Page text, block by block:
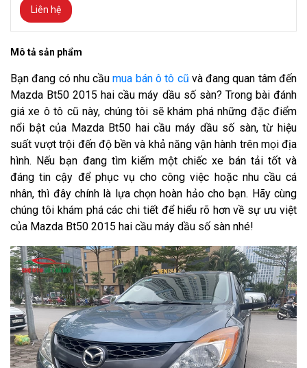
Liên hệ
Mô tả sản phẩm
Bạn đang có nhu cầumua bán ô tô cũ và đang quan tâm đến
Mazda Bt50 2015 hai cầu máy dầu số sàn? Trong bài đánh
giá xe ô tô cũ này, chúng tôi sẽ khám phá những đặc điểm
nổi bật của Mazda Bt50 hai cầu máy dầu số sàn, từ hiệu
suất vượt trội đến độ bền và khả năng vận hành trên mọi địa
hình. Nếu bạn đang tìm kiếm một chiếc xe bán tải tốt và
đáng tin cậy để phục vụ cho công việc hoặc nhu cầu cá
nhân, thì đây chính là lựa chọn hoàn hảo cho bạn. Hãy cùng
chúng tôi khám phá các chi tiết để hiểu rõ hơn về sự ưu việt
của Mazda Bt50 2015 hai cầu máy dầu số sàn nhé!